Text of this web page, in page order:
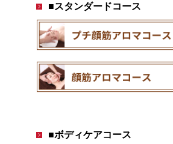
■スタンダードコース
■ボディケアコース